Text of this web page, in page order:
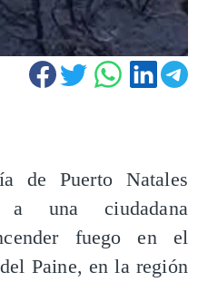
de Puerto Natales
una ciudadana
fuego en el
Paine, en la región